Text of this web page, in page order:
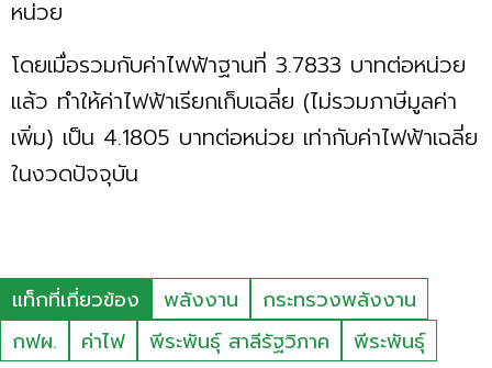
หน่วย
โดยเมื่อรวมกับค่าไฟฟ้าฐานที่ 3.7833 บาทต่อหน่วย
แล้ว ทำให้ค่าไฟฟ้าเรียกเก็บเฉลี่ย (ไม่รวมภาษีมูลค่า
เพิ่ม) เป็น 4.1805 บาทต่อหน่วย เท่ากับค่าไฟฟ้าเฉลี่ย
ในงวดปัจจุบัน
แท็กที่เกี่ยวข้อง พลังงาน
กระทรวงพลังงาน
กฟผ.
ค่าไฟ พีระพันธุ์ สาลีรัฐวิภาค พีระพันธุ์